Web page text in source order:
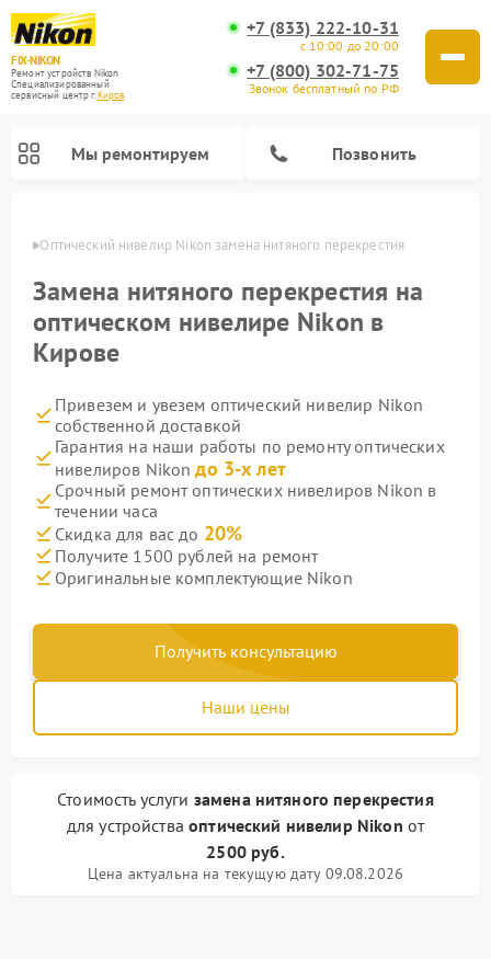
FIX-NIKON
Ремонт устройств Nikon
Специализированный
cервисный центр г.Киров
+7 (833) 222-10-31
с 10:00 до 20:00
+7 (800) 302-71-75
Звонок бесплатный по РФ
Мы ремонтируем Позвонить
Оптический нивелир Nikon замена нитяного перекрестия
Замена нитяного перекрестия на
оптическом нивелире Nikon в
Кирове
Привезем и увезем оптический нивелир Nikon
собственной доставкой
Гарантия на наши работы по ремонту оптических
нивелиров Nikonдо 3-х лет
Срочный ремонт оптических нивелиров Nikon в
течении часа
Скидка для вас до 20%
Получите 1500 рублей на ремонт
Оригинальные комплектующие Nikon
Получить консультацию
Наши цены
Стоимость услуги замена нитяного перекрестия
для устройстваоптический нивелир Nikon от
2500 руб.
Цена актуальна на текущую дату 09.08.2026